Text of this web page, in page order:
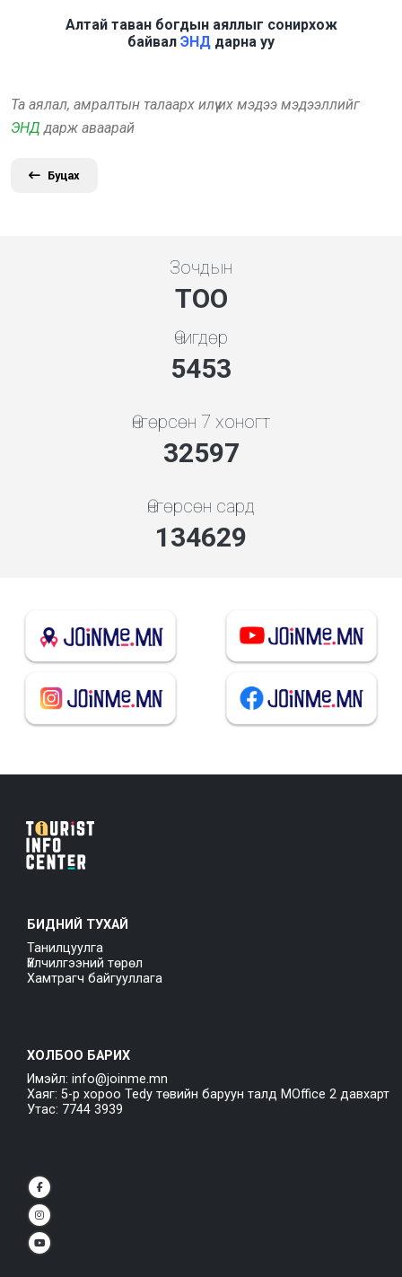
Алтай таван богдын аяллыг сонирхож
байвал ЭНД дарна уу
Та аялал, амралтын талаарх илүү их мэдээ мэдээллийг
ЭНД дарж аваарай
Буцах
Зочдын
ТОО
Өчигдөр
5843
Өнгөрсөн 7 хоногт
34925
Өнгөрсөн сард
144245
БИДНИЙ ТУХАЙ
Танилцуулга
Үйлчилгээний төрөл
Хамтрагч байгууллага
ХОЛБОО БАРИХ
Имэйл: info@joinme.mn
Хаяг: 5-р хороо Tedy төвийн баруун талд MOffice 2 давхарт
Утас: 7744 3939